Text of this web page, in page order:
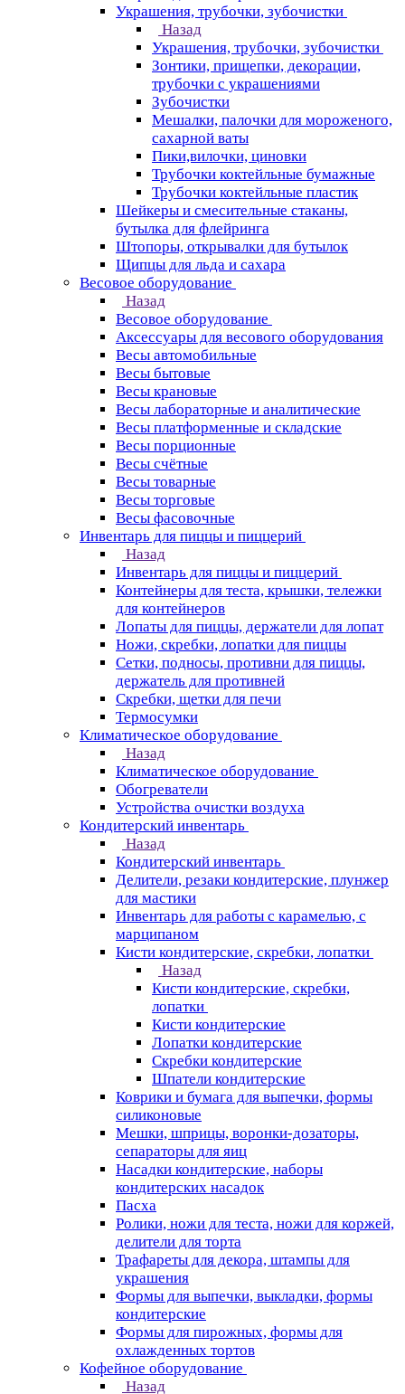
Украшения, трубочки, зубочистки
Назад
Украшения, трубочки, зубочистки
Зонтики, прищепки, декорации,
трубочки с украшениями
Зубочистки
Мешалки, палочки для мороженого,
сахарной ваты
Пики,вилочки, циновки
Трубочки коктейльные бумажные
Трубочки коктейльные пластик
Шейкеры и смесительные стаканы,
бутылка для флейринга
Штопоры, открывалки для бутылок
Щипцы для льда и сахара
Весовое оборудование
Назад
Весовое оборудование
Аксессуары для весового оборудования
Весы автомобильные
Весы бытовые
Весы крановые
Весы лабораторные и аналитические
Весы платформенные и складские
Весы порционные
Весы счётные
Весы товарные
Весы торговые
Весы фасовочные
Инвентарь для пиццы и пиццерий
Назад
Инвентарь для пиццы и пиццерий
Контейнеры для теста, крышки, тележки
для контейнеров
Лопаты для пиццы, держатели для лопат
Ножи, скребки, лопатки для пиццы
Сетки, подносы, противни для пиццы,
держатель для противней
Скребки, щетки для печи
Термосумки
Климатическое оборудование
Назад
Климатическое оборудование
Обогреватели
Устройства очистки воздуха
Кондитерский инвентарь
Назад
Кондитерский инвентарь
Делители, резаки кондитерские, плунжер
для мастики
Инвентарь для работы с карамелью, с
марципаном
Кисти кондитерские, скребки, лопатки
Назад
Кисти кондитерские, скребки,
лопатки
Кисти кондитерские
Лопатки кондитерские
Скребки кондитерские
Шпатели кондитерские
Коврики и бумага для выпечки, формы
силиконовые
Мешки, шприцы, воронки-дозаторы,
сепараторы для яиц
Насадки кондитерские, наборы
кондитерских насадок
Пасха
Ролики, ножи для теста, ножи для коржей,
делители для торта
Трафареты для декора, штампы для
украшения
Формы для выпечки, выкладки, формы
кондитерские
Формы для пирожных, формы для
охлажденных тортов
Кофейное оборудование
Назад